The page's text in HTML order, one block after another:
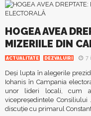
HOGEA AVEA
MIZERIILE DIN
ACTUALITATE DEZVALUIRI 7
Deşi lupta în alegerile
Iohanis în Campania
unor lideri locali, cum
vicepreşedintele
discuţie cu primarul